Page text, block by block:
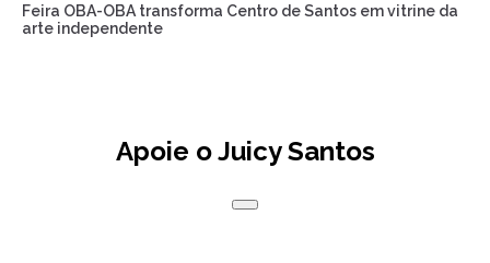
Feira OBA-OBA transforma Centro de Santos em vitrine da
arte independente
Apoie o Juicy Santos